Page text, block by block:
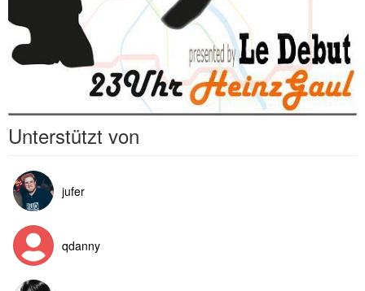
Unterstützt von
jufer
qdanny